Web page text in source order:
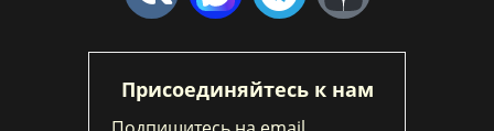
Присоединяйтесь к нам